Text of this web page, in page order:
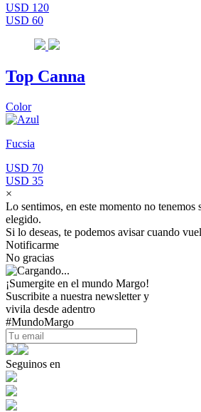
USD 120
USD 60
Top Canna
Color
Fucsia
USD 70
USD 35
×
Lo sentimos, en este momento no tenemos
elegido.
Si lo deseas, te podemos avisar cuando
Notificarme
No gracias
¡Sumergite en el mundo Margo!
Suscribite a nuestra newsletter y
vivila desde adentro
#MundoMargo
Seguinos en